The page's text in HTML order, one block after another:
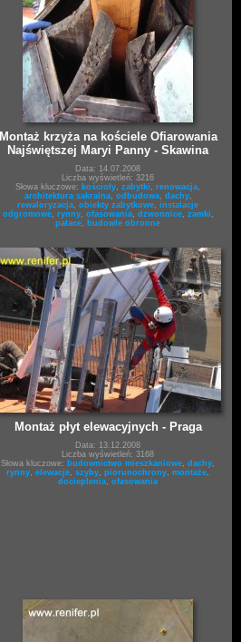
Montaż krzyża na kościele Ofiarowania
Najświętszej Maryi Panny - Skawina
Data: 14.07.2008
Liczba wyświetleń: 3216
Słowa kluczowe: kościoły zabytki renowacja
architektura sakralna, odbudowa, dachy,
rewaloryzacja obiekty zabytkowe instalacje
odgromowe, rynny, ofasowania, dzwonnice, zamki
pałace
budowle obronne
Montaż płyt elewacyjnych - Praga
Data: 13.12.2008
Liczba wyświetleń: 3168
Słowa kluczowe: budownictwo mieszkaniowe dachy
rynny elewacje szyby piorunochrony montaże
docieplenia ofasowania